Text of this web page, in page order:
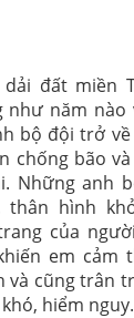
đất miền
như năm nào
bộ đội trở
chống bão
Những anh
thân hình
của
em cảm
và cũng trân
hiểm nguy.